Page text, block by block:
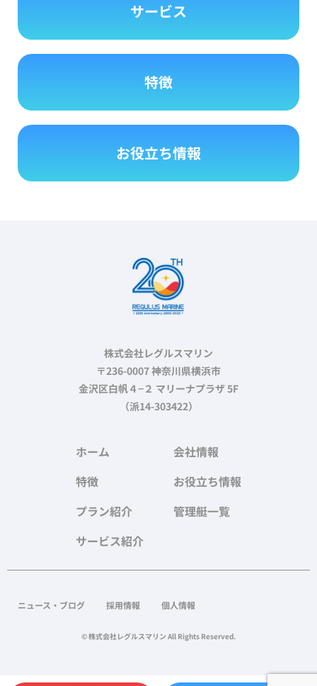
サービス
特徴
お役立ち情報
株式会社レグルスマリン
〒236-0007 神奈川県横浜市
金沢区白帆４−２ マリーナプラザ 5F
（派14-303422）
ホーム
特徴
プラン紹介
サービス紹介
会社情報
お役立ち情報
管理艇一覧
ニュース・ブログ 採用情報 個人情報
© 株式会社レグルスマリン All Rights Reserved.